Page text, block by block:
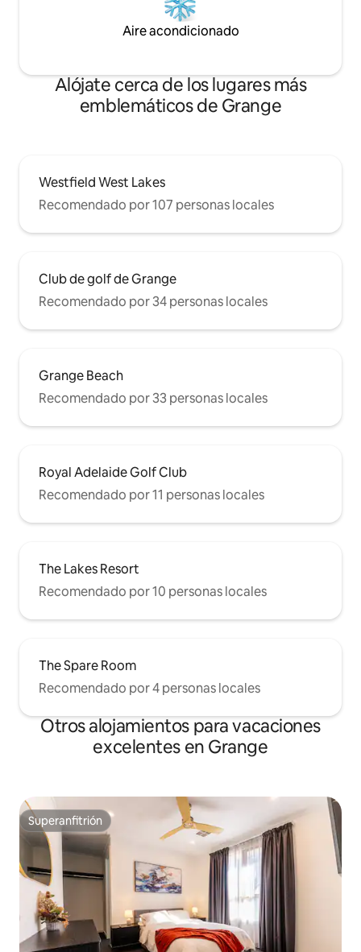
Aire acondicionado
Alójate cerca de los lugares más
emblemáticos de Grange
Westfield West Lakes
Recomendado por 107 personas locales
Club de golf de Grange
Recomendado por 34 personas locales
Grange Beach
Recomendado por 33 personas locales
Royal Adelaide Golf Club
Recomendado por 11 personas locales
The Lakes Resort
Recomendado por 10 personas locales
The Spare Room
Recomendado por 4 personas locales
Otros alojamientos para vacaciones
excelentes en Grange
Superanfitrión
Superanfitrión